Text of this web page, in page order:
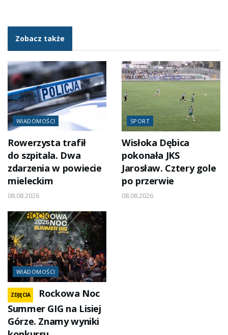
Zobacz także
WIADOMOŚCI
Rowerzysta trafił
do szpitala. Dwa
zdarzenia w powiecie
mieleckim
08.08.2026
SPORT
Wisłoka Dębica
pokonała JKS
Jarosław. Cztery gole
po przerwie
08.08.2026
WIADOMOŚCI
ZDJĘCIA
Rockowa Noc
Summer GIG na Lisiej
Górze. Znamy wyniki